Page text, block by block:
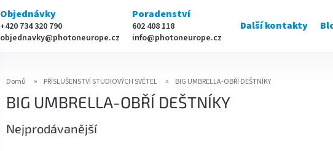
Objednávky
+420 734 320 790
objednavky@photoneurope.cz
Poradenství
602 408 118
info@photoneurope.cz
Další kontakty
Domů PŘÍSLUŠENSTVÍ STUDIOVÝCH SVĚTEL BIG UMBRELLA-OBŘÍ DEŠTNÍKY
BIG UMBRELLA-OBŘÍ DEŠTNÍKY
Nejprodávanější